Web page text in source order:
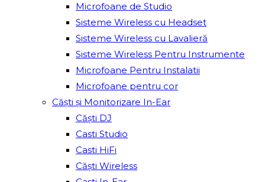
Microfoane de Studio
Sisteme Wireless cu Headset
Sisteme Wireless cu Lavalieră
Sisteme Wireless Pentru Instrumente
Microfoane Pentru Instalatii
Microfoane pentru cor
Căști și Monitorizare In-Ear
Căști DJ
Casti Studio
Casti HiFi
Căști Wireless